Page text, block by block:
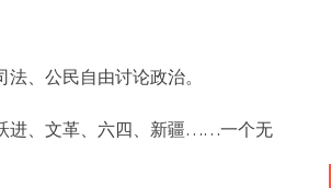
、公民自由讨论政治。
进、文革、六四、新疆……一个无